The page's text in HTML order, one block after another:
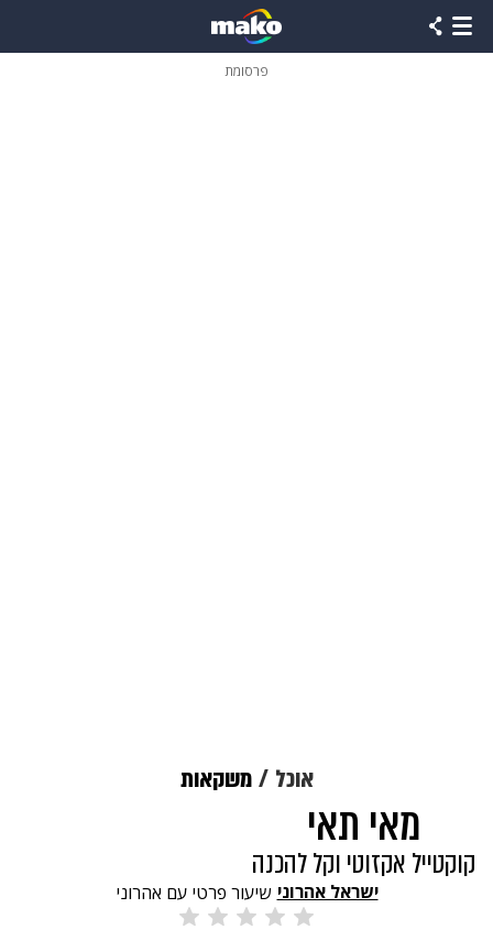
פרסומת
אוכל משקאות
מאי תאי
קוקטייל אקזוטי וקל להכנה
ישראל אהרוני שיעור פרטי עם אהרוני